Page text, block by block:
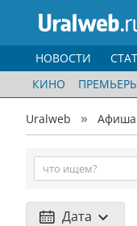
НОВОСТИ
КИНО
Uralweb Афиша
Дата